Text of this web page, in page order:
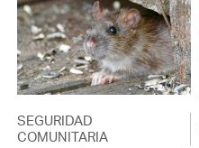
SEGURIDAD
COMUNITARIA